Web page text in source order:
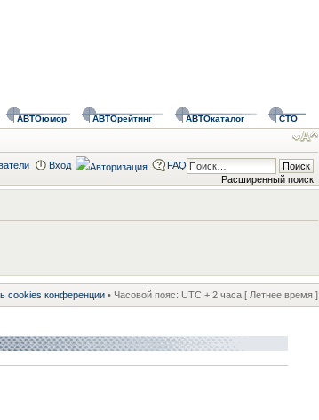
АВТОюмор АВТОрейтинг АВТОкаталог СТО
Расширенный поиск
Вход FAQ
cookies конференции • Часовой пояс: UTC + 2 часа [ Летнее время ]